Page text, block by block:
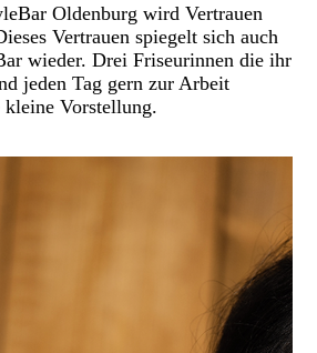
Oldenburg wird Vertrauen
Vertrauen spiegelt sich auch
wieder. Drei Friseurinnen die ihr
jeden Tag gern zur Arbeit
Vorstellung.